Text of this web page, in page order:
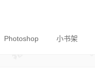
Photoshop 小书架